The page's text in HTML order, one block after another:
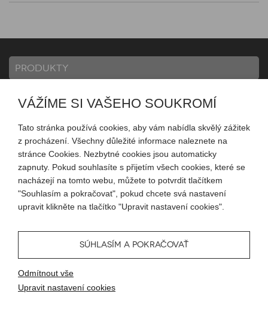
PRODUKTY
INFORMACE
MŮJ ÚČET
SLEDUJTE NÁS
© 2026 Blueweb s.r.o.
Tvorba eshopu
VÁŽÍME SI VAŠEHO SOUKROMÍ
Tato stránka používá cookies, aby vám nabídla skvělý zážitek
z procházení. Všechny důležité informace naleznete na
stránce Cookies. Nezbytné cookies jsou automaticky
zapnuty. Pokud souhlasíte s přijetím všech cookies, které se
nacházejí na tomto webu, můžete to potvrdit tlačítkem
"Souhlasím a pokračovat", pokud chcete svá nastavení
upravit klikněte na tlačítko "Upravit nastavení cookies".
SÚHLASÍM A POKRAČOVAŤ
Odmítnout vše
Upravit nastavení cookies